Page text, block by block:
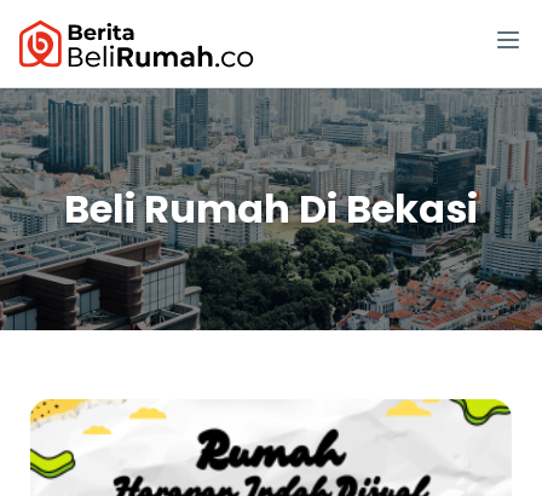
Beli Rumah Di Bekasi